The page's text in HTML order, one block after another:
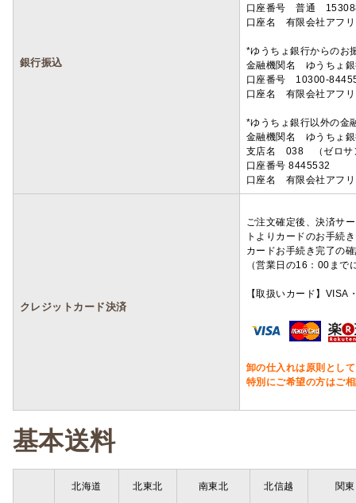
銀行振込
口座番号 普通
口座名 有限会社アフ
*ゆうちょ銀行からのお
金融機関名 ゆうちょ
口座番号 10300-
口座名 有限会社アフ
*ゆうちょ銀行以外の金
金融機関名 ゆうちょ
支店名 038 （ゼロサ
口座番号 8445532
口座名 有限会社アフ
クレジットカード決済
ご注文確定後、決済サ
トよりカードのお手続
カードお手続き完了の
（営業日の16：00ま
【取扱いカード】
卸の仕入れは原則とし
特別にご希望の方はご
基本送料
北海道 北東北 南東北 北信越 関東